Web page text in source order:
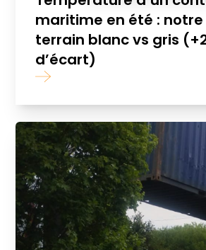
maritime en été :
terrain blanc vs gris
d’écart)